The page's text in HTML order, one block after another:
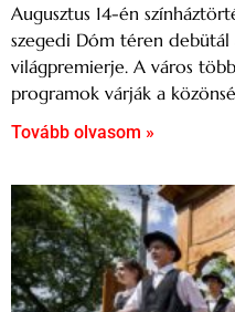
Augusztus 14-én
szegedi Dóm téren debütál
világpremierje. A város
programok várják a
Tovább olvasom »